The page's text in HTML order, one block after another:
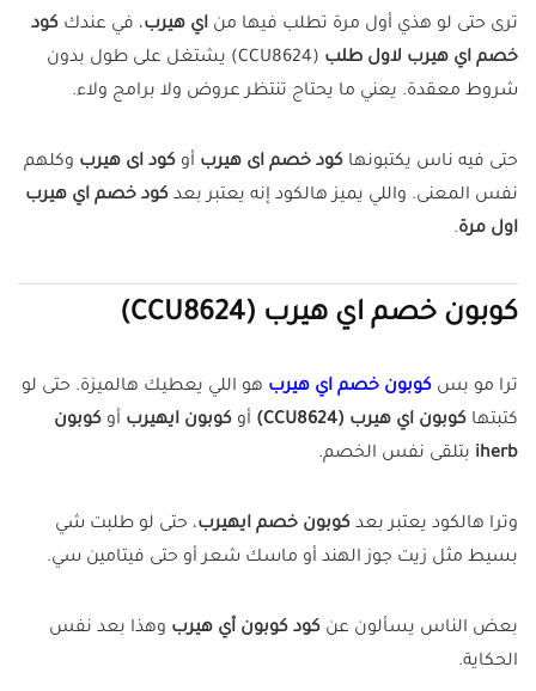
ترى حتى لو هذي أول مرة تطلب فيها من اي هيرب، في عندك كود
خصم اي هيرب لاول طلب
(CCU8624) يشتغل على طول بدون
شروط معقدة. يعني ما يحتاج تنتظر عروض ولا برامج ولاء.
حتى فيه ناس يكتبونها كود خصم اى هيرب أو كود اى هيرب وكلهم
نفس المعنى. واللي يميز هالكود إنه يعتبر بعد كود خصم اي هيرب
اول مرة.
كوبون خصم اي هيرب (CCU8624)
ترا مو بس كوبون خصم اي هيرب هو اللي يعطيك هالميزة. حتى لو
كتبتها كوبون اي هيرب (CCU8624) أو كوبون ايهيرب أو كوبون
iherb بتلقى نفس الخصم.
وترا هالكود يعتبر بعد كوبون خصم ايهيرب، حتى لو طلبت شي
بسيط مثل زيت جوز الهند أو ماسك شعر أو حتى فيتامين سي.
بعض الناس يسألون عن كود كوبون أي هيرب وهذا بعد نفس
الحكاية.